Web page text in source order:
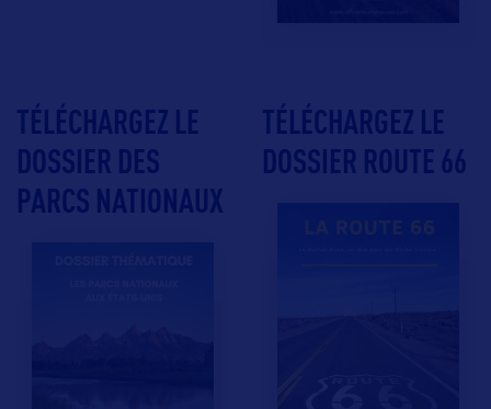
TÉLÉCHARGEZ LE
DOSSIER DES
PARCS NATIONAUX
TÉLÉCHARGEZ LE
DOSSIER ROUTE 66